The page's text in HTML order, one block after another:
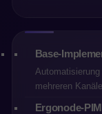
Base-
mehreren
Ergonode-
Commerce
automatisiert und
Arbeit